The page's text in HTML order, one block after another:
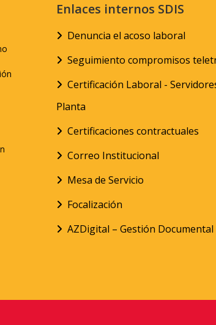
Enlaces internos SDIS
Denuncia el acoso laboral
Seguimiento compromisos
Certificación Laboral -
Planta
Certificaciones contractuales
Correo Institucional
Mesa de Servicio
Focalización
AZDigital – Gestión Documental